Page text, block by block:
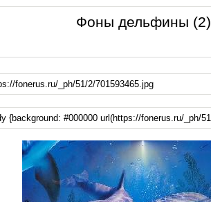
Фоны дельфины (2)